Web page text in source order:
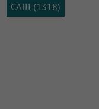
САЩ (1318)